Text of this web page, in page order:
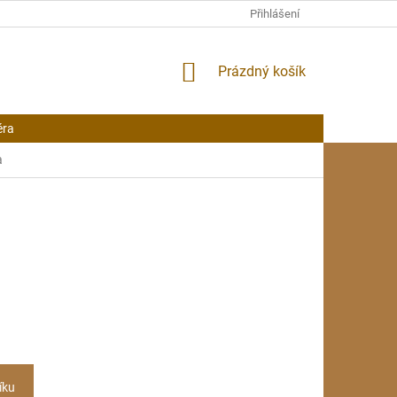
Přihlášení
NÁKUPNÍ
Prázdný košík